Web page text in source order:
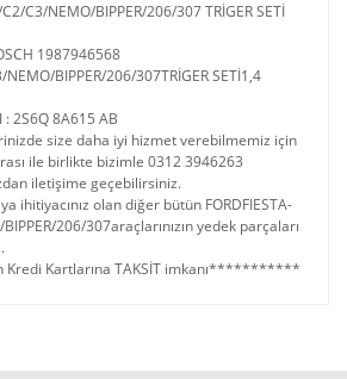
C3/NEMO/BIPPER/206/307 TRİGER SETİ
1987946568
NEMO/BIPPER/206/307TRİGER SETİ1,4
: 2S6Q 8A615 AB
size daha iyi hizmet verebilmemiz için
ile birlikte bizimle 0312 3946263
iletişime geçebilirsiniz.
ihitiyacınız olan diğer bütün FORDFIESTA-
206/307araçlarınızın yedek parçaları
Kartlarına TAKSİT imkanı***********